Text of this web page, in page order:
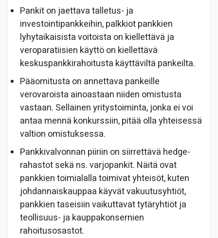
Pankit on jaettava talletus- ja
investointipankkeihin, palkkiot pankkien
lyhytaikaisista voitoista on kiellettävä ja
veroparatiisien käyttö on kiellettävä
keskuspankkirahoitusta käyttäviltä pankeilta.
Pääomitusta on annettava pankeille
verovaroista ainoastaan niiden omistusta
vastaan. Sellainen yritystoiminta, jonka ei voi
antaa mennä konkurssiin, pitää olla yhteisessä
valtion omistuksessa.
Pankkivalvonnan piiriin on siirrettävä hedge-
rahastot sekä ns. varjopankit. Näitä ovat
pankkien toimialalla toimivat yhteisöt, kuten
johdannaiskauppaa käyvät vakuutusyhtiöt,
pankkien taseisiin vaikuttavat tytäryhtiöt ja
teollisuus- ja kauppakonsernien
rahoitusosastot.